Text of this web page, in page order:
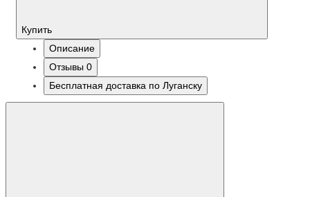
Купить
Описание
Отзывы 0
Бесплатная доставка по Луганску